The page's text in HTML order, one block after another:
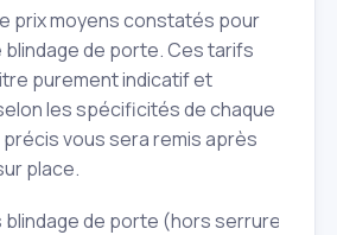
prix moyens constatés pour
de porte. Ces tarifs
purement indicatif et
les spécificités de chaque
vous sera remis après
place.
blindage de porte (hors serrure